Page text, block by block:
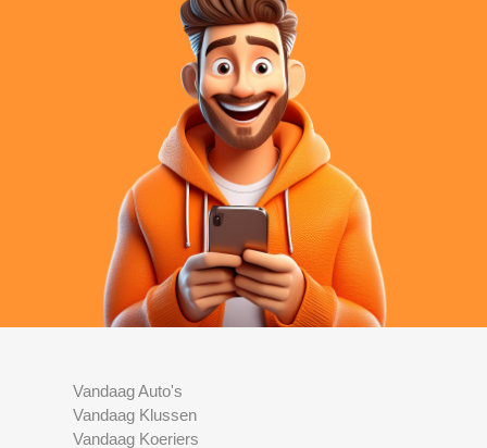
Vandaag Auto's
Vandaag Klussen
Vandaag Koeriers